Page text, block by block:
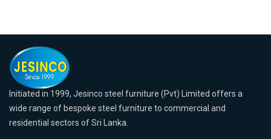
Initiated in 1999, Jesinco steel furniture (Pvt) Limited offers a
wide range of bespoke steel furniture to commercial and
residential sectors of Sri Lanka.